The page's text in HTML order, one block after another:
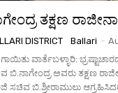
ತಕ್ಷಣ
DISTRICT Ballari -
ವಾರ್ತೆಬಳ್ಳಾರಿ:
ಬಿ.ನಾಗೇಂದ್ರ ಅವರು ತಕ್ಷಣ
ಸಚಿವ ಬಿ.ಶ್ರೀರಾಮುಲು